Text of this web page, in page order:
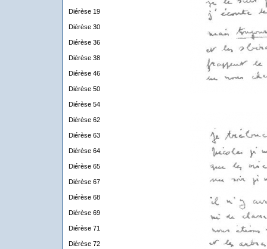
Diérèse 19
Diérèse 30
Diérèse 36
Diérèse 38
Diérèse 46
Diérèse 50
Diérèse 54
Diérèse 62
Diérèse 63
Diérèse 64
Diérèse 65
Diérèse 67
Diérèse 68
Diérèse 69
Diérèse 71
Diérèse 72